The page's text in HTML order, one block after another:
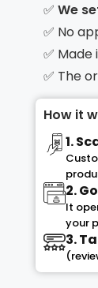
✅ We
✅ No
✅
✅ The
How it
1.
2.
It
your
3.